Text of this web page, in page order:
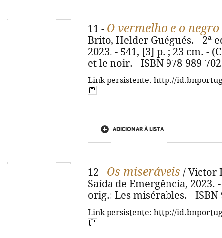
11 - O vermelho e o negro
Brito, Helder Guégués. - 2ª
2023. - 541, [3] p. ; 23 cm. -
et le noir. - ISBN 978-989-
Link persistente: http://
ADICIONAR À LISTA
12 - Os miseráveis / Victor
Saída de Emergência, 2023.
orig.: Les misérables. - ISBN
Link persistente: http://